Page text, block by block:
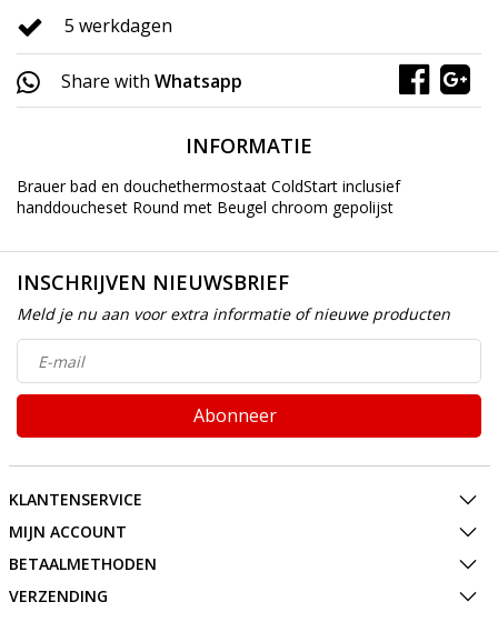
5 werkdagen
Share with Whatsapp
INFORMATIE
Brauer bad en douchethermostaat ColdStart inclusief
handdoucheset Round met Beugel chroom gepolijst
INSCHRIJVEN NIEUWSBRIEF
Meld je nu aan voor extra informatie of nieuwe producten
Abonneer
KLANTENSERVICE
MIJN ACCOUNT
BETAALMETHODEN
VERZENDING